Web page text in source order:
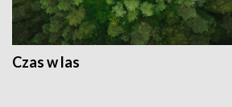
Czas w las